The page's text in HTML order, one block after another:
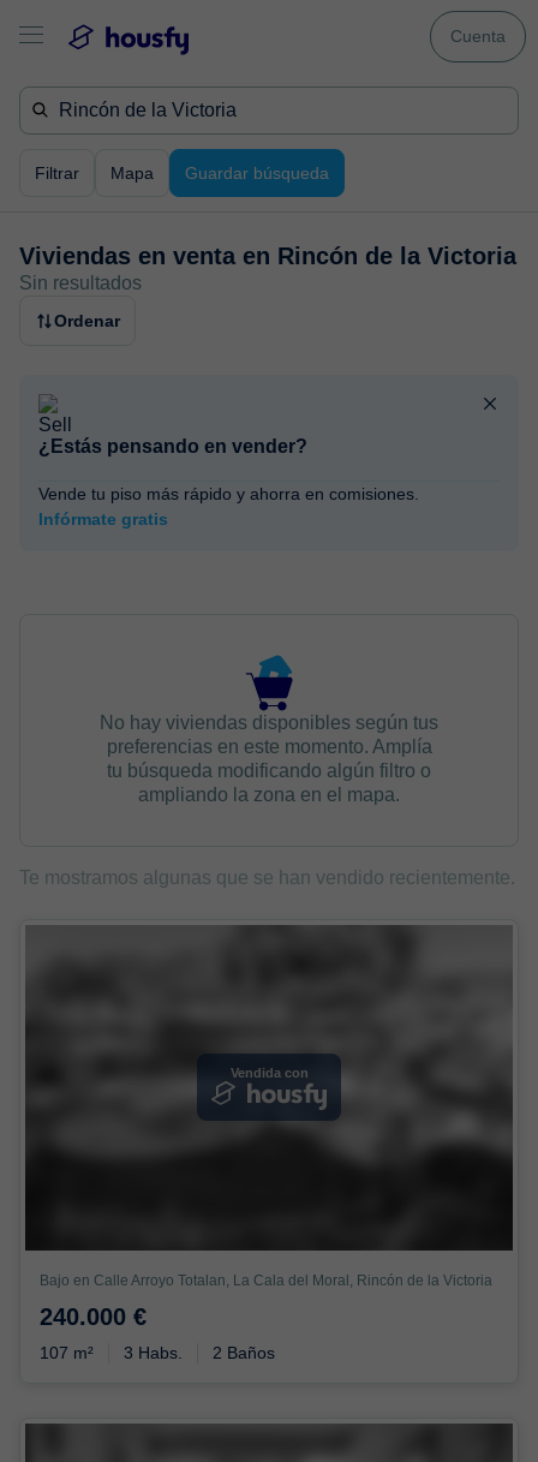
Cuenta
Filtrar Mapa Guardar búsqueda
Viviendas en venta en Rincón de la Victoria
Sin resultados
Ordenar
¿Estás pensando en vender?
Vende tu piso más rápido y ahorra en comisiones.
Infórmate gratis
No hay viviendas disponibles según tus
preferencias en este momento. Amplía
tu búsqueda modificando algún filtro o
ampliando la zona en el mapa.
Te mostramos algunas que se han vendido recientemente.
Vendida con
Bajo en Calle Arroyo Totalan, La Cala del Moral, Rincón de la Victoria
240.000 €
107 m² 3 Habs. 2 Baños